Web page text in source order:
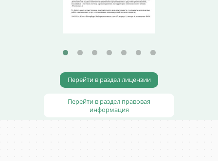
Перейти в раздел лицензии
Перейти в раздел правовая
информация